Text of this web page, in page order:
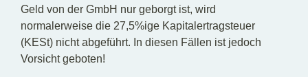
Geld von der GmbH nur geborgt ist, wird
normalerweise die 27,5%ige Kapitalertragsteuer
(KESt) nicht abgeführt. In diesen Fällen ist jedoch
Vorsicht geboten!